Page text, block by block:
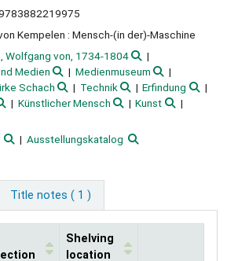
Kempelen : Mensch-(in der)-Maschine
Wolfgang von, 1734-1804
Medien
Medienmuseum
Schach Technik
Erfindung
Künstlicher Mensch
Kunst
Ausstellungskatalog
Title notes ( 1 )
Shelving
location